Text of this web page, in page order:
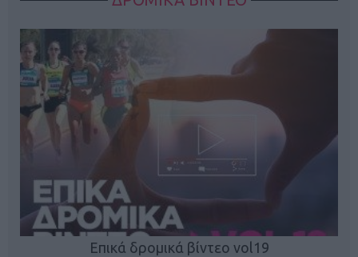
Επικά δρομικά βίντεο vol19